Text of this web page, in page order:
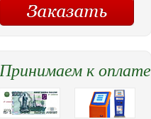
Принимаем к оплате